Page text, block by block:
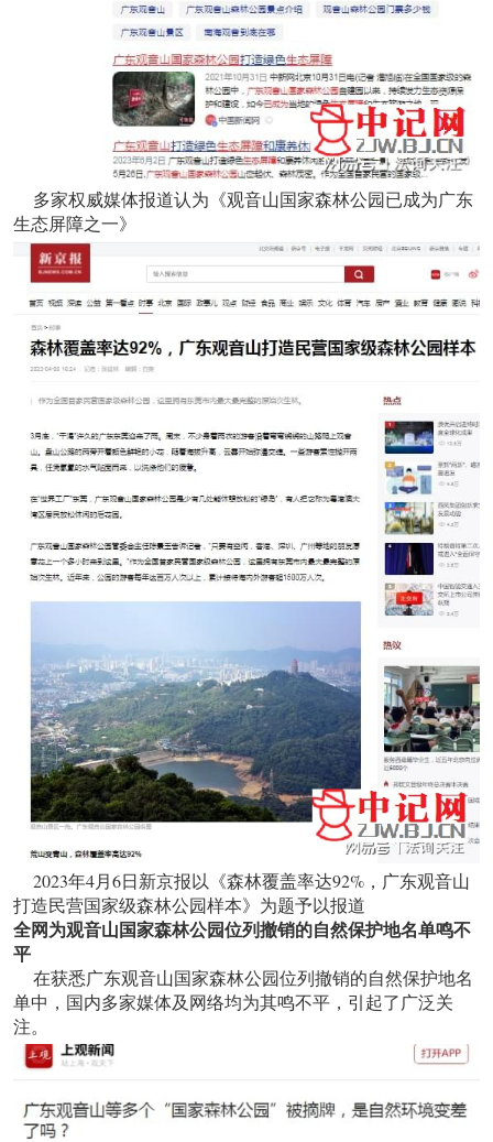
多家权威媒体报道认为《观音山国家森林公园已成为广东
生态屏障之一》
2023年4月6日新京报以《森林覆盖率达92%，广东观音山
打造民营国家级森林公园样本》为题予以报道
全网为观音山国家森林公园位列撤销的自然保护地名单鸣不
平
在获悉广东观音山国家森林公园位列撤销的自然保护地名
单中，国内多家媒体及网络均为其鸣不平，引起了广泛关
注。